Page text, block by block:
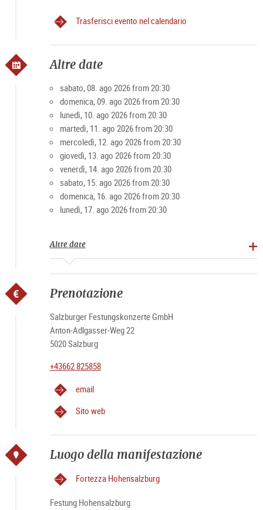
fortezza, la cena si svolgerà, in condizioni meteorologiche
Offerte più vendute
a ottobre è possibile combinare l'offerta VIP con
un'escursione in barca sul fiume Salzach. Sono disponibili la
barca "Amadeus" o l'"Amphibious".
10% di sconto con laSalzburg Card(Codice sconto:
Card2026) per la prenotazione online attraverso il
ufficiale.
Trasferisci evento nel calendario
Altre date
sabato, 08. ago 2026 from 20:30
domenica, 09. ago 2026 from 20:30
lunedì, 10. ago 2026 from 20:30
martedì, 11. ago 2026 from 20:30
mercoledì, 12. ago 2026 from 20:30
giovedì, 13. ago 2026 from 20:30
venerdì, 14. ago 2026 from 20:30
sabato, 15. ago 2026 from 20:30
domenica, 16. ago 2026 from 20:30
lunedì, 17. ago 2026 from 20:30
Altre date
Prenotazione
Salzburger Festungskonzerte GmbH
Anton-Adlgasser-Weg 22
5020 Salzburg
+43662 825858
email
Sito web
Luogo della manifestazione
Fortezza Hohensalzburg
Festung Hohensalzburg